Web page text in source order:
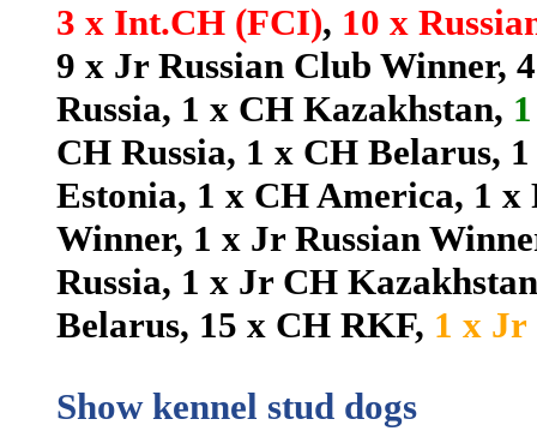
3 x Int.CH (FCI), 10 x
9 x Jr Russian Club Winner,
Russia, 1 x CH Kazakhstan,
CH Russia, 1 x CH Belarus,
Estonia, 1 x CH America, 1 x
Winner, 1 x Jr Russian
Russia, 1 x Jr CH Kazakhstan
Belarus, 15 x CH RKF, 1 x Jr
Show kennel stud dogs